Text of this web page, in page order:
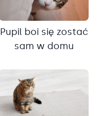
Pupil boi się zostać
sam w domu